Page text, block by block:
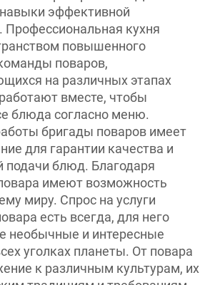
кухня
повышенного
поваров,
на различных этапах
вместе, чтобы
блюда согласно меню.
бригады поваров имеет
для гарантии качества и
подачи блюд. Благодаря
имеют возможность
миру. Спрос на услуги
есть всегда, для него
и интересные
уголках планеты. От повара
к различным культурам, их
традициям и требованиям.